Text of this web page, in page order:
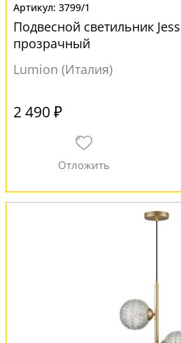
3799/1
Подвесной светильник
прозрачный
Lumion (Италия)
2 490 ₽